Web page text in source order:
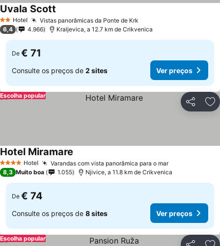
2 Estrelas
Hotel Vistas panorâmicas da Ponte de Krk
Uvala Scott
6,4 4.966 Kraljevica, a 12.7 km de Crikvenica
De € 71
Consulte os preços de 2 sites Ver preços
Partilhar
Escolha popular
4 EstrelasHotel Varandas com vista panorâmica para o mar
Hotel Miramare
8,3 Muito boa 1.055 Njivice, a 11.8 km de Crikvenica
De € 74
Consulte os preços de 8 sites Ver preços
Escolha popular